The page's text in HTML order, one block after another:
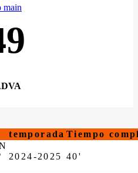
temporada Tiempo
2024-2025 40'